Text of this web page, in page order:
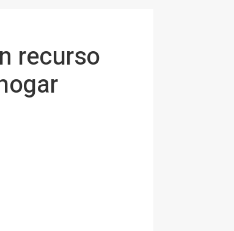
recurso